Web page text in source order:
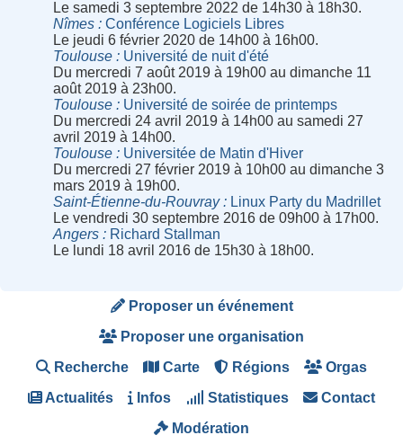
Le samedi 3 septembre 2022 de 14h30 à 18h30.
Nîmes
Conférence Logiciels Libres
Le jeudi 6 février 2020 de 14h00 à 16h00.
Toulouse
Université de nuit d'été
Du mercredi 7 août 2019 à 19h00 au dimanche 11
août 2019 à 23h00.
Toulouse
Université de soirée de printemps
Du mercredi 24 avril 2019 à 14h00 au samedi 27
avril 2019 à 14h00.
Toulouse
Universitée de Matin d'Hiver
Du mercredi 27 février 2019 à 10h00 au dimanche 3
mars 2019 à 19h00.
Saint-Étienne-du-Rouvray
Linux Party du Madrillet
Le vendredi 30 septembre 2016 de 09h00 à 17h00.
Angers
Richard Stallman
Le lundi 18 avril 2016 de 15h30 à 18h00.
Proposer un événement
Proposer une organisation
Recherche Carte Régions Orgas
Actualités Infos Statistiques Contact
Modération